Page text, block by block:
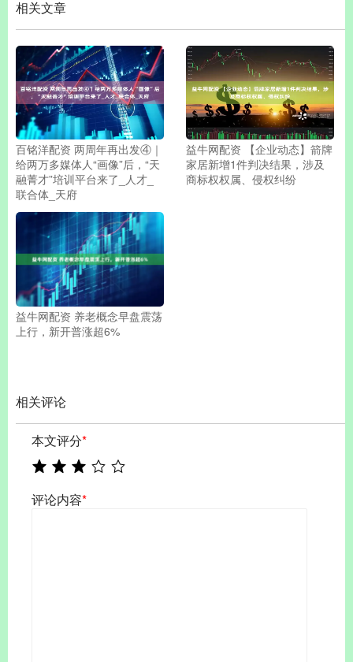
相关文章
百铭洋配资 两周年再出发④｜
给两万多媒体人“画像”后，“天
融菁才”培训平台来了_人才_
联合体_天府
益牛网配资 【企业动态】箭牌
家居新增1件判决结果，涉及
商标权权属、侵权纠纷
益牛网配资 养老概念早盘震荡
上行，新开普涨超6%
相关评论
本文评分*
评论内容*